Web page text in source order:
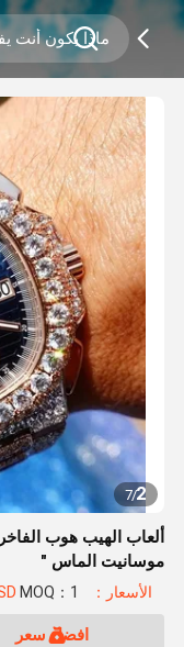
2
/
7
ألعاب الهيب هوب
موسانيت الماس "
الأسعار：USD MOQ：1ص
افضل سعر